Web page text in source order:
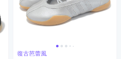
復古芭蕾風